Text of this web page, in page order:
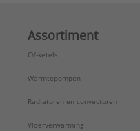
Assortiment
CV-ketels
Warmtepompen
Radiatoren en convectoren
Vloerverwarming